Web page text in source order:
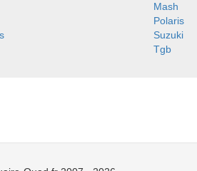
Mash
Polaris
Suzuki
Tgb